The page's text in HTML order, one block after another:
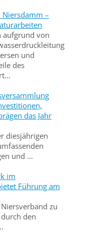
Niersdamm –
aufgrund von
und
des
das Jahr
diesjährigen
und ...
im
Führung am
zu
den